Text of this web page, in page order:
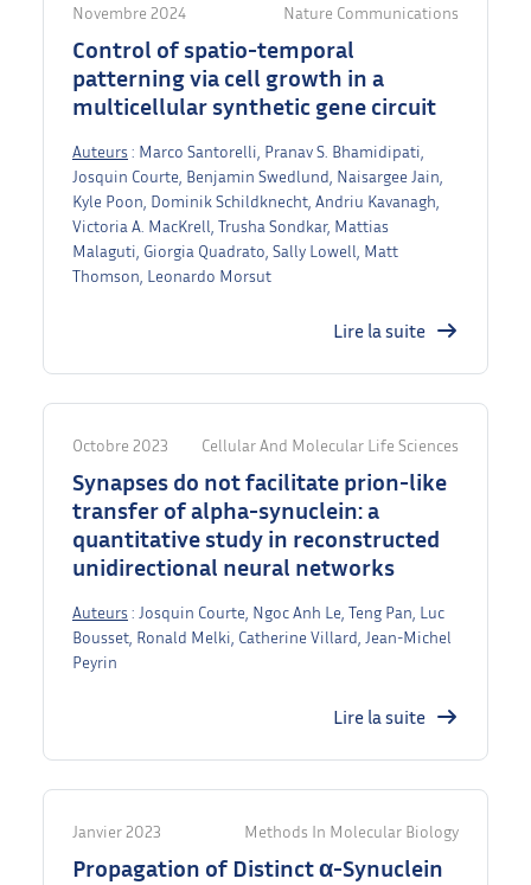
Novembre 2024 Nature Communications
Control of spatio-temporal
patterning via cell growth in a
multicellular synthetic gene circuit
Auteurs : Marco Santorelli, Pranav S. Bhamidipati,
Josquin Courte, Benjamin Swedlund, Naisargee Jain,
Kyle Poon, Dominik Schildknecht, Andriu Kavanagh,
Victoria A. MacKrell, Trusha Sondkar, Mattias
Malaguti, Giorgia Quadrato, Sally Lowell, Matt
Thomson, Leonardo Morsut
Lire la suite
Octobre 2023 Cellular And Molecular Life Sciences
Synapses do not facilitate prion-like
transfer of alpha-synuclein: a
quantitative study in reconstructed
unidirectional neural networks
Auteurs : Josquin Courte, Ngoc Anh Le, Teng Pan, Luc
Bousset, Ronald Melki, Catherine Villard, Jean-Michel
Peyrin
Lire la suite
Janvier 2023 Methods In Molecular Biology
Propagation of Distinct α-Synuclein